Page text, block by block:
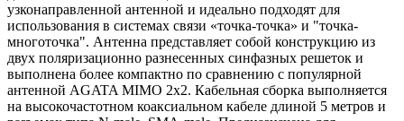
узконаправленной антенной и идеально подходят для
использования в системах связи «точка-точка» и "точка-
многоточка". Антенна представляет собой конструкцию из
двух поляризационно разнесенных синфазных решеток и
выполнена более компактно по сравнению с популярной
антенной AGATA MIMO 2x2. Кабельная сборка выполняется
на высокочастотном коаксиальном кабеле длиной 5 метров и